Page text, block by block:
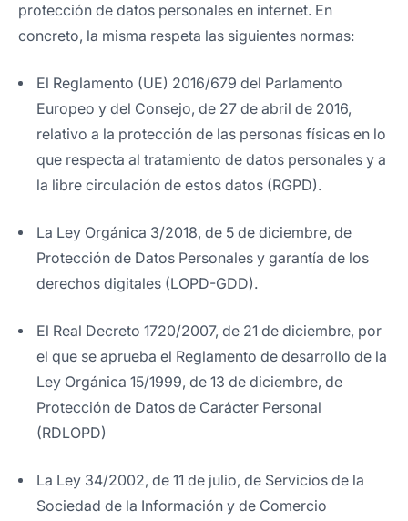
protección de datos personales en internet. En
concreto, la misma respeta las siguientes normas:
El Reglamento (UE) 2016/679 del Parlamento
Europeo y del Consejo, de 27 de abril de 2016,
relativo a la protección de las personas físicas en lo
que respecta al tratamiento de datos personales y a
la libre circulación de estos datos (RGPD).
La Ley Orgánica 3/2018, de 5 de diciembre, de
Protección de Datos Personales y garantía de los
derechos digitales (LOPD-GDD).
El Real Decreto 1720/2007, de 21 de diciembre, por
el que se aprueba el Reglamento de desarrollo de la
Ley Orgánica 15/1999, de 13 de diciembre, de
Protección de Datos de Carácter Personal
(RDLOPD)
La Ley 34/2002, de 11 de julio, de Servicios de la
Sociedad de la Información y de Comercio